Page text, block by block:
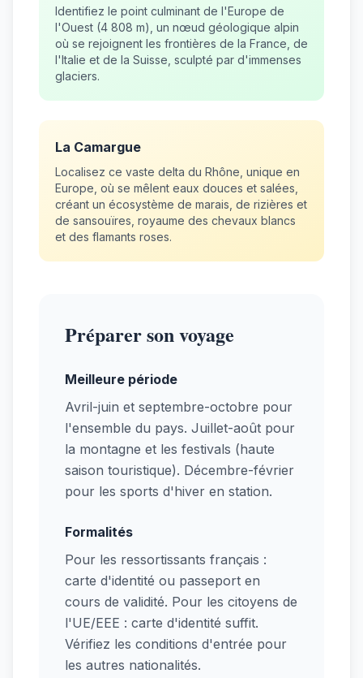
Identifiez le point culminant de l'Europe de
l'Ouest (4 808 m), un nœud géologique alpin
où se rejoignent les frontières de la France, de
l'Italie et de la Suisse, sculpté par d'immenses
glaciers.
La Camargue
Localisez ce vaste delta du Rhône, unique en
Europe, où se mêlent eaux douces et salées,
créant un écosystème de marais, de rizières et
de sansouïres, royaume des chevaux blancs
et des flamants roses.
Préparer son voyage
Meilleure période
Avril-juin et septembre-octobre pour
l'ensemble du pays. Juillet-août pour
la montagne et les festivals (haute
saison touristique). Décembre-février
pour les sports d'hiver en station.
Formalités
Pour les ressortissants français :
carte d'identité ou passeport en
cours de validité. Pour les citoyens de
l'UE/EEE : carte d'identité suffit.
Vérifiez les conditions d'entrée pour
les autres nationalités.